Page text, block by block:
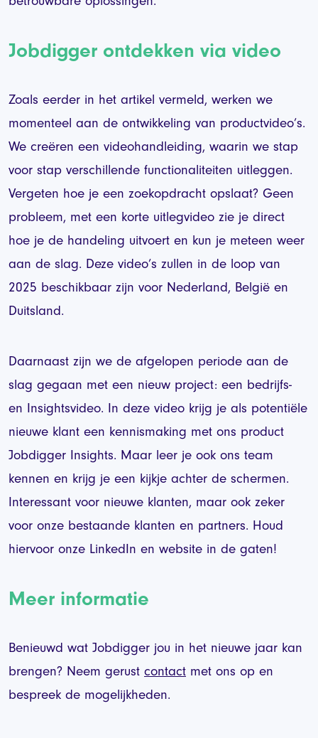
Jobdigger ontdekken via video
Zoals eerder in het artikel vermeld, werken we
momenteel aan de ontwikkeling van productvideo’s.
We creëren een videohandleiding, waarin we stap
voor stap verschillende functionaliteiten uitleggen.
Vergeten hoe je een zoekopdracht opslaat? Geen
probleem, met een korte uitlegvideo zie je direct
hoe je de handeling uitvoert en kun je meteen weer
aan de slag. Deze video’s zullen in de loop van
2025 beschikbaar zijn voor Nederland, België en
Duitsland.
Daarnaast zijn we de afgelopen periode aan de
slag gegaan met een nieuw project: een bedrijfs-
en Insightsvideo. In deze video krijg je als potentiële
nieuwe klant een kennismaking met ons product
Jobdigger Insights. Maar leer je ook ons team
kennen en krijg je een kijkje achter de schermen.
Interessant voor nieuwe klanten, maar ook zeker
voor onze bestaande klanten en partners. Houd
hiervoor onze LinkedIn en website in de gaten!
Meer informatie
Benieuwd wat Jobdigger jou in het nieuwe jaar kan
brengen? Neem gerust contact met ons op en
bespreek de mogelijkheden.